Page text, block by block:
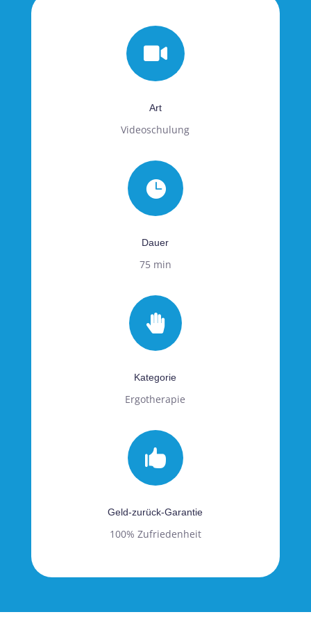

Art
Videoschulung

Dauer
75 min

Kategorie
Ergotherapie

Geld-zurück-Garantie
100% Zufriedenheit